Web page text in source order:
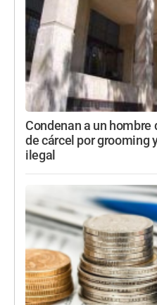
Condenan a un
de cárcel por grooming
ilegal